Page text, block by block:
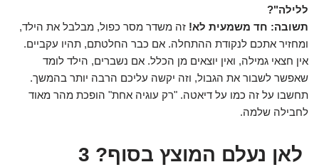
ללילה"?
תשובה: חד משמעית לא! זה משדר מסר כפול, מבלבל את הילד,
ומחזיר אתכם לנקודת ההתחלה. אם כבר החלטתם, תהיו עקביים.
אין חצאי גמילה, ואין יוצאים מן הכלל. אם נשברים, הילד לומד
שאפשר לשבור את הגבול, וזה יקשה עליכם הרבה יותר בהמשך.
תחשבו על זה כמו על דיאטה. "רק עוגיה אחת" הופכת מהר מאוד
לחבילה שלמה.
לאן נעלם המוצץ בסוף? 3